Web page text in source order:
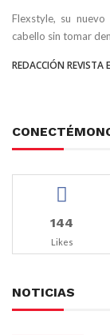
Flexstyle, su
cabello sin tomar
REDACCIÓN REVISTA
144
Likes
NOTICIAS